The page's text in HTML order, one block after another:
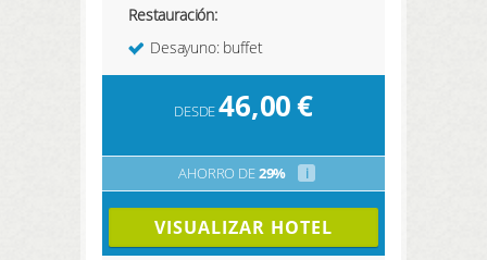
Restauración:
Desayuno: buffet
DESDE46,00€
AHORRO DE29% i
VISUALIZAR HOTEL